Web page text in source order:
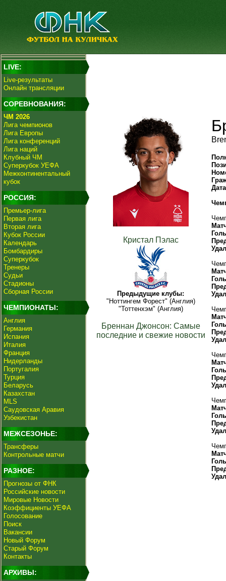
LIVE:
Live-результаты
Онлайн трансляции
СОРЕВНОВАНИЯ:
ЧМ 2026
Лига чемпионов
Лига Европы
Лига конференций
Лига наций
Клубный ЧМ
Суперкубок УЕФА
Межконтинентальный
кубок
РОССИЯ:
Премьер-лига
Первая лига
Вторая лига
Кубок России
Календарь
Бомбардиры
Суперкубок
Тренеры
Судьи
Стадионы
Сборная России
ЧЕМПИОНАТЫ:
Англия
Германия
Испания
Италия
Франция
Нидерланды
Португалия
Турция
Беларусь
Казахстан
MLS
Саудовская Аравия
Узбекистан
МЕЖСЕЗОНЬЕ:
Трансферы
Контрольные матчи
РАЗНОЕ:
Прогнозы от ФНК
Российские новости
Мировые Новости
Коэффициенты УЕФА
Голосование
Поиск
Вакансии
Новый Форум
Старый Форум
Контакты
АРХИВЫ:
Кристал Пэлас
Предыдущие клубы:
"Ноттингем Форест" (Англия)
"Тоттенхэм" (Англия)
Бреннан Джонсон: Самые
последние и свежие новости